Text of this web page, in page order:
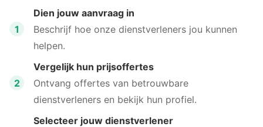
1
Dien jouw aanvraag in
Beschrijf hoe onze dienstverleners jou kunnen
helpen.
2
Vergelijk hun prijsoffertes
Ontvang offertes van betrouwbare
dienstverleners en bekijk hun profiel.
Selecteer jouw dienstverlener